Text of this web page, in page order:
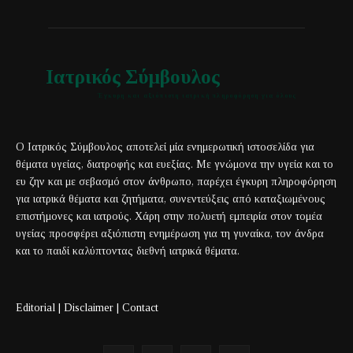
Ιατρικός Σύμβουλος
Ο Ιατρικός Σύμβουλος αποτελεί μία ενημερωτική ιστοσελίδα για
θέματα υγείας, διατροφής και ευεξίας. Με γνώμονα την υγεία και το
ευ ζην και με σεβασμό στον άνθρωπο, παρέχει έγκυρη πληροφόρηση
για ιατρικά θέματα και ζητήματα, συνεντεύξεις από καταξιωμένους
επιστήμονες και ιατρούς. Χάρη στην πολυετή εμπειρία στον τομέα
υγείας προσφέρει αξιόπιστη ενημέρωση για τη γυναίκα, τον άνδρα
και το παιδί καλύπτοντας διεθνή ιατρικά θέματα.
Editorial | Disclaimer | Contact